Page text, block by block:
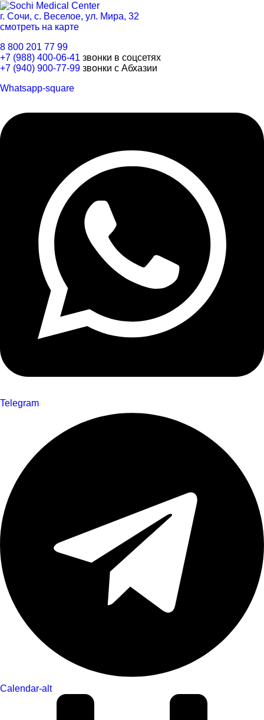
г. Сочи, с. Веселое, ул. Мира, 32
смотреть на карте
8 800 201 77 99
+7 (988) 400-06-41 звонки в соцсетях
+7 (940) 900-77-99 звонки с Абхазии
Whatsapp-square
Telegram
Calendar-alt